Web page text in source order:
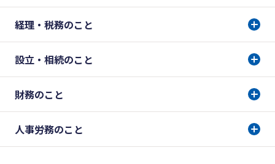
経理・税務のこと
設立・相続のこと
財務のこと
人事労務のこと